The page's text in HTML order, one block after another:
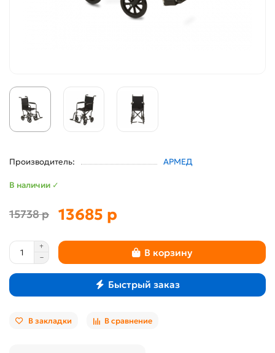
Производитель: АРМЕД
В наличии ✓
15738 р 13685 р
В корзину
Быстрый заказ
В закладки В сравнение